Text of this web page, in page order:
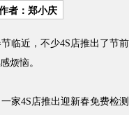
者：郑小庆
近，不少4S店推出了节
烦恼。
4S店推出迎新春免费检